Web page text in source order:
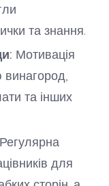
та знання.
Мотивація
винагород,
та інших
Регулярна
для